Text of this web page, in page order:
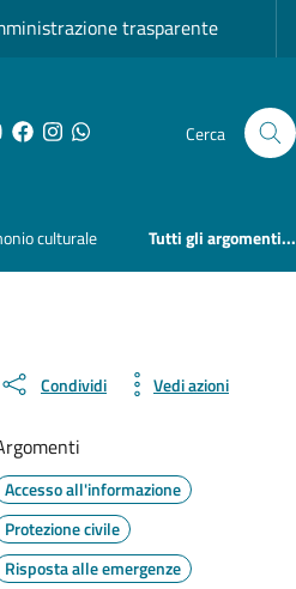
trasparente
YouTube
Facebook
Instagram
Whatsapp Cerca
culturale Tutti gli argomenti...
Condividi Vedi azioni
Accesso all'informazione
Protezione civile
Risposta alle emergenze